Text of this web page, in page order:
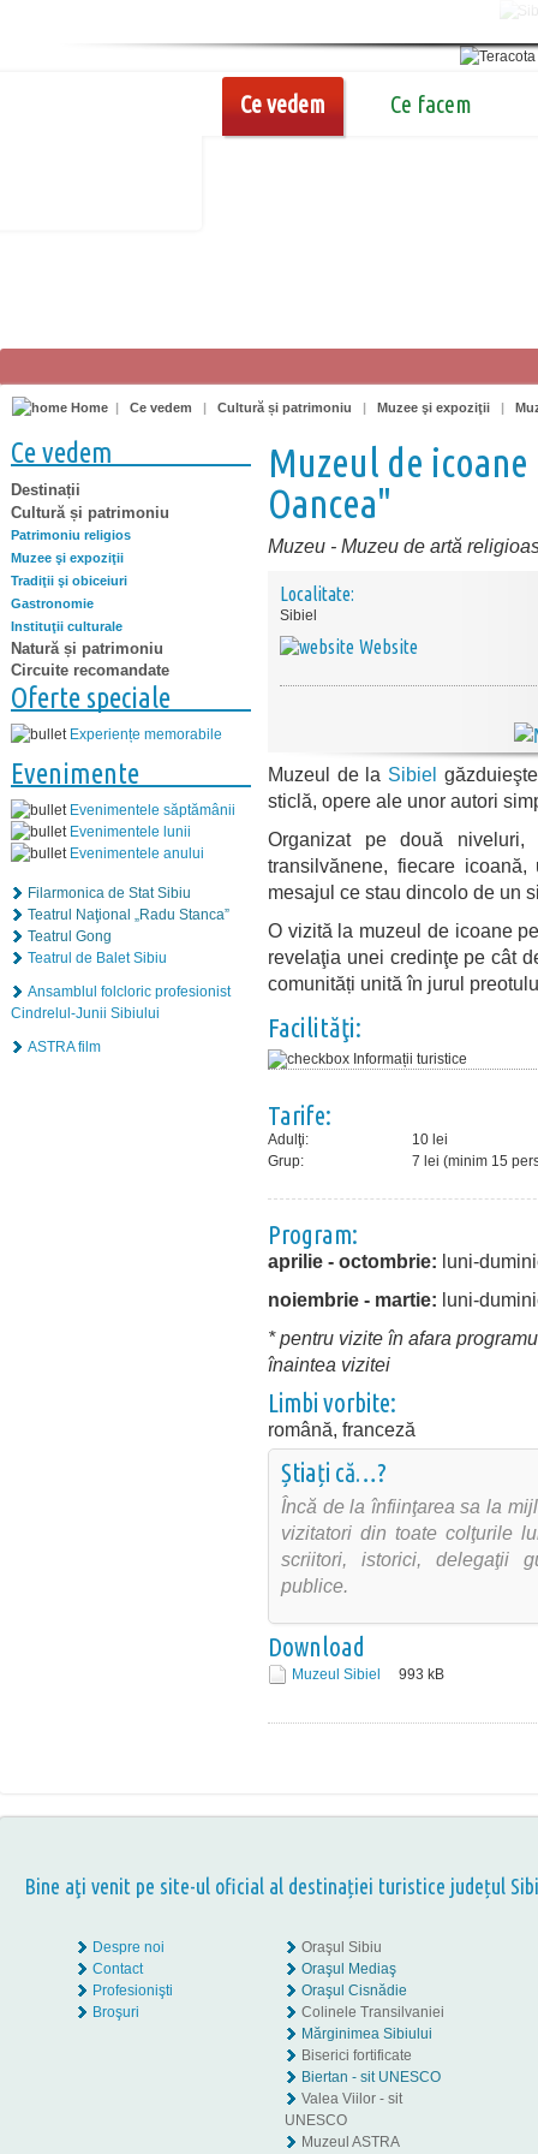
Ce vedem Ce facem
Home | Ce vedem | Cultură și patrimoniu | Muzee şi expoziţii |
Ce vedem
Destinații
Cultură și patrimoniu
Patrimoniu religios
Muzee şi expoziţii
Tradiţii şi obiceiuri
Gastronomie
Instituţii culturale
Natură și patrimoniu
Circuite recomandate
Oferte speciale
Experiențe memorabile
Evenimente
Evenimentele săptămânii
Evenimentele lunii
Evenimentele anului
Filarmonica de Stat Sibiu
Teatrul Naţional „Radu Stanca”
Teatrul Gong
Teatrul de Balet Sibiu
Ansamblul folcloric profesionist
Cindrelul-Junii Sibiului
ASTRA film
Muzeul de
Oancea"
Muzeu - Muzeu de artă
Localitate:
Sibiel
Website
Muzeul de la Sibiel
sticlă, opere ale unor autori
Organizat pe două niveluri,
transilvănene, fiecare
mesajul ce stau dincolo de un
O vizită la muzeul de icoane
revelaţia unei credinţe pe cât
comunități unită în jurul
Facilităţi:
Informații turistice
Tarife:
Adulţi:
10 lei
Grup:
7 lei (minim 15
Program:
aprilie - octombrie: luni-
noiembrie - martie: luni-
* pentru vizite în afara
înaintea vizitei
Limbi vorbite:
română, franceză
Știați că…?
Încă de la înfiinţarea sa la
vizitatori din toate colţurile
scriitori, istorici, delegaţii
publice.
Download
Muzeul Sibiel 993 kB
Bine aţi venit pe site-ul oficial al destinației turistice județul
Despre noi
Contact
Profesionişti
Broşuri
Oraşul Sibiu
Oraşul Mediaş
Oraşul Cisnădie
Colinele Transilvaniei
Mărginimea Sibiului
Biserici fortificate
Biertan - sit UNESCO
Valea Viilor - sit
UNESCO
Muzeul ASTRA